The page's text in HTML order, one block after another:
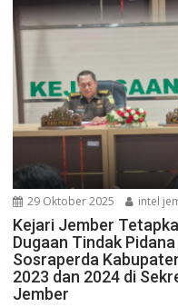
29 Oktober 2025 intel
Kejari Jember
Dugaan Tindak
Sosraperda
2023 dan 2024 di
Jember